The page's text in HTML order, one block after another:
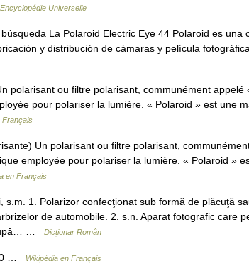
Encyclopédie Universelle
La Polaroid Electric Eye 44 Polaroid es una
y distribución de cámaras y película
polarisant ou filtre polarisant, communément appelé
pour polariser la lumière. « Polaroid » est une
Français
Un polarisant ou filtre polarisant,
employée pour polariser la lumière. « Polaroid »
en Français
1. Polarizor confecţionat sub formă de plăcuţă
de automobile. 2. s.n. Aparat fotografic care
…
Dicționar Român
… Wikipédia en Français